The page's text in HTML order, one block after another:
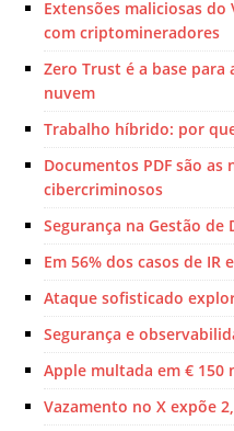
Extensões maliciosas do
com criptomineradores
Zero Trust é a base para
nuvem
Trabalho híbrido: por
Documentos PDF são as
cibercriminosos
Segurança na Gestão
Em 56% dos casos de IR
Ataque sofisticado
Segurança e
Apple multada em € 150
Vazamento no X expõe